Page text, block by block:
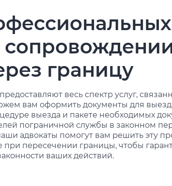
границу
весь спектр услуг,
вам оформить документы для
выезда и пакете необходимых
пограничной службы в законном
адвокаты помогут вам решить эту
пересечении границы, чтобы
ваших действий.